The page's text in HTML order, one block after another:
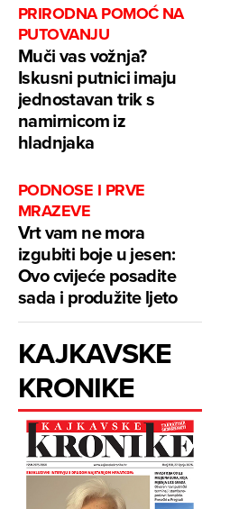
PRIRODNA POMOĆ NA
PUTOVANJU
Muči vas vožnja?
Iskusni putnici imaju
jednostavan trik s
namirnicom iz
hladnjaka
PODNOSE I PRVE
MRAZEVE
Vrt vam ne mora
izgubiti boje u jesen:
Ovo cvijeće posadite
sada i produžite ljeto
KAJKAVSKE
KRONIKE